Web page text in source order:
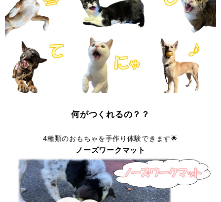
何がつくれるの？？
4種類のおもちゃを手作り体験できます🌟
ノーズワークマット